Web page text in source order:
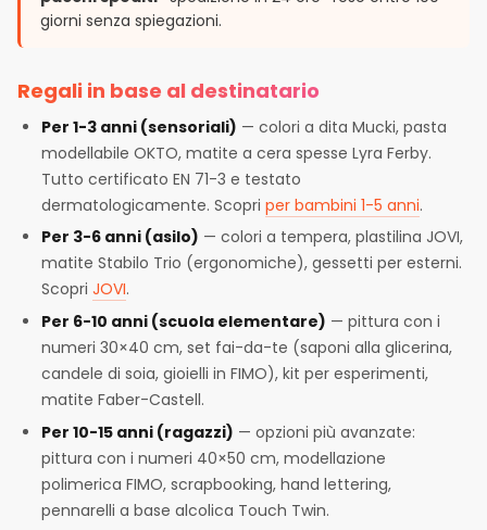
giorni senza spiegazioni.
Regali in base al destinatario
Per 1-3 anni (sensoriali) — colori a dita Mucki, pasta
modellabile OKTO, matite a cera spesse Lyra Ferby.
Tutto certificato EN 71-3 e testato
dermatologicamente. Scopriper bambini 1-5 anni.
Per 3-6 anni (asilo) — colori a tempera, plastilina JOVI,
matite Stabilo Trio (ergonomiche), gessetti per esterni.
ScopriJOVI.
Per 6-10 anni (scuola elementare) — pittura con i
numeri 30×40 cm, set fai-da-te (saponi alla glicerina,
candele di soia, gioielli in FIMO), kit per esperimenti,
matite Faber-Castell.
Per 10-15 anni (ragazzi) — opzioni più avanzate:
pittura con i numeri 40×50 cm, modellazione
polimerica FIMO, scrapbooking, hand lettering,
pennarelli a base alcolica Touch Twin.